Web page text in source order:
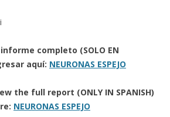
completo (SOLO EN
aquí: NEURONAS ESPEJO
the full report (ONLY IN SPANISH)
NEURONAS ESPEJO